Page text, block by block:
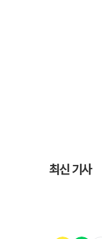
최신 기사